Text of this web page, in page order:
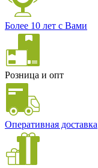
Более 10 лет с Вами
Розница и опт
Оперативная доставка